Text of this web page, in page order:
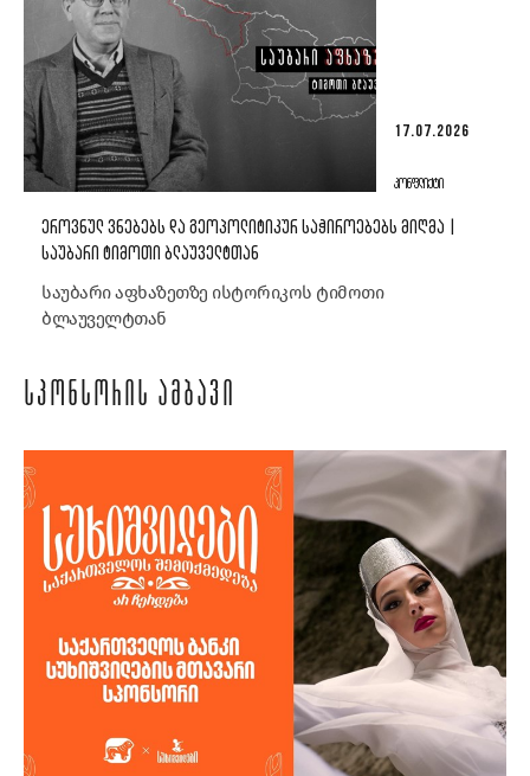
17.07.2026
ᲙᲝᲜᲤᲚᲘᲥᲢᲘ
ᲔᲠᲝᲕᲜᲣᲚ ᲕᲜᲔᲑᲔᲑᲡ ᲓᲐ ᲒᲔᲝᲞᲝᲚᲘᲢᲘᲙᲣᲠ ᲡᲐᲭᲘᲠᲝᲔᲑᲔᲑᲡ ᲛᲘᲦᲛᲐ |
ᲡᲐᲣᲑᲐᲠᲘ ᲢᲘᲛᲝᲗᲘ ᲑᲚᲐᲣᲕᲔᲚᲢᲗᲐᲜ
საუბარი აფხაზეთზე ისტორიკოს ტიმოთი
ბლაუველტთან
ᲡᲞᲝᲜᲡᲝᲠᲘᲡ ᲐᲛᲑᲐᲕᲘ